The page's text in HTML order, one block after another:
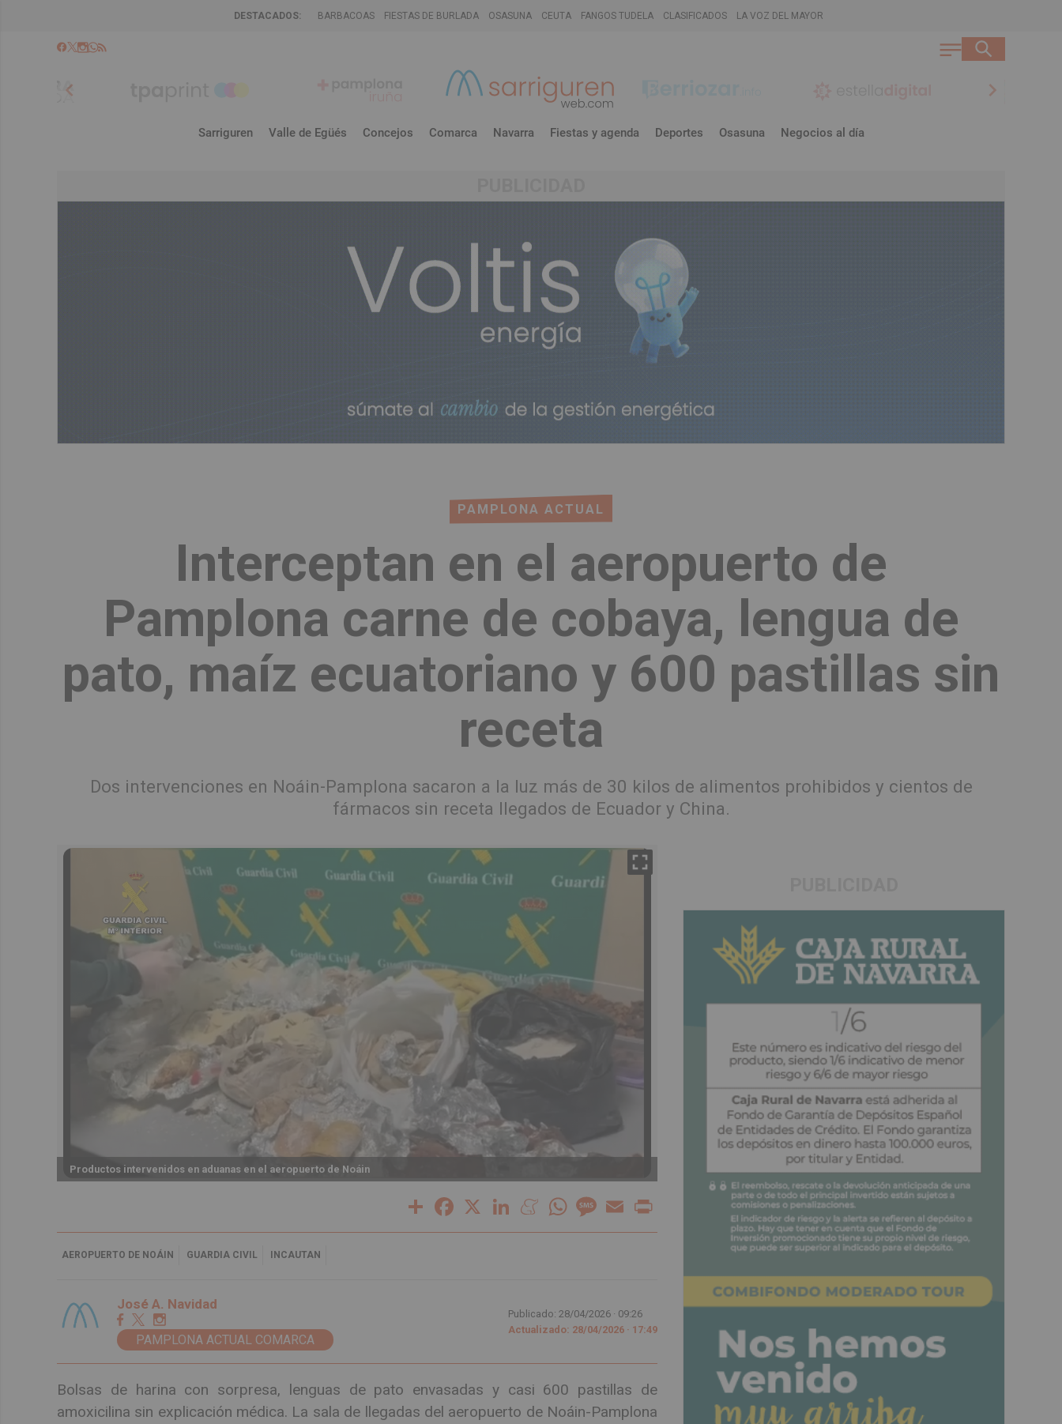
DESTACADOS: BARBACOAS FIESTAS DE BURLADA OSASUNA CEUTA FANGOS TUDELA CLASIFICADOS LA VOZ DEL MAYOR
chevron_left chevron_right
Sarriguren Valle de Egüés Concejos Comarca Navarra Fiestas y agenda Deportes Osasuna Negocios al día
PAMPLONA ACTUAL
Interceptan en el aeropuerto de
Pamplona carne de cobaya, lengua de
pato, maíz ecuatoriano y 600 pastillas sin
receta
Dos intervenciones en Noáin-Pamplona sacaron a la luz más de 30 kilos de alimentos prohibidos y cientos de
fármacos sin receta llegados de Ecuador y China.
Productos intervenidos en aduanas en el aeropuerto de Noáin Productos intervenidos en aduanas en el aeropuerto de Noáin
Share Facebook LinkedInMeneameWhatsAppMessage
Email
AEROPUERTO DE NOÁIN GUARDIA CIVIL INCAUTAN
José A. Navidad
PAMPLONA ACTUAL COMARCA
Publicado: 28/04/2026 · 09:26
Actualizado: 28/04/2026 · 17:49
Bolsas de harina con sorpresa, lenguas de pato envasadas y casi 600 pastillas de
amoxicilina sin explicación médica. La sala de llegadas del aeropuerto de Noáin-Pamplona